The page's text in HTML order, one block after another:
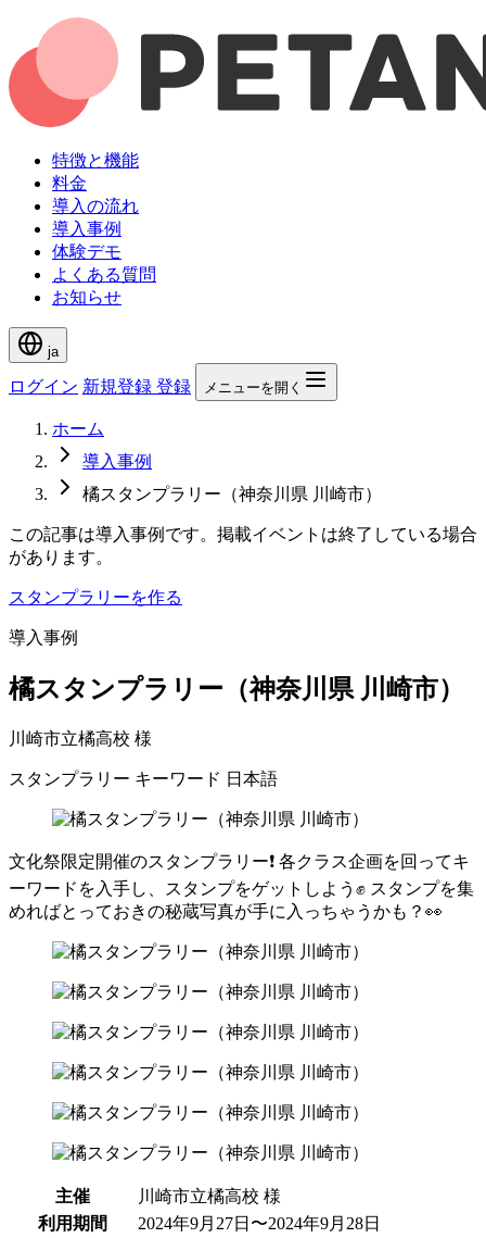
特徴と機能
料金
導入の流れ
導入事例
体験デモ
よくある質問
お知らせ
ja
ログイン 新規登録 登録 メニューを開く
ホーム
導入事例
橘スタンプラリー（神奈川県 川崎市）
この記事は導入事例です。掲載イベントは終了している場合
があります。
スタンプラリーを作る
導入事例
橘スタンプラリー（神奈川県 川崎市）
川崎市立橘高校 様
スタンプラリー キーワード 日本語
文化祭限定開催のスタンプラリー❗️ 各クラス企画を回ってキ
ーワードを入手し、スタンプをゲットしよう✊ スタンプを集
めればとっておきの秘蔵写真が手に入っちゃうかも？👀
主催
川崎市立橘高校 様
利用期間
2024年9月27日〜2024年9月28日